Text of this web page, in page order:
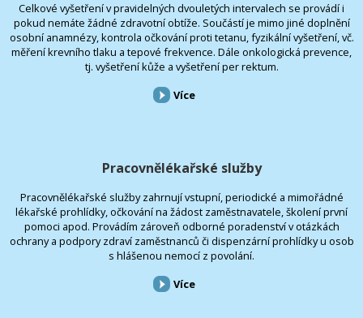
Celkové vyšetření v pravidelných dvouletých intervalech se provádí i
pokud nemáte žádné zdravotní obtíže. Součástí je mimo jiné doplnění
osobní anamnézy, kontrola očkování proti tetanu, fyzikální vyšetření, vč.
měření krevního tlaku a tepové frekvence. Dále onkologická prevence,
tj. vyšetření kůže a vyšetření per rektum.
Více
Pracovnělékařské služby
Pracovnělékařské služby zahrnují vstupní, periodické a mimořádné
lékařské prohlídky, očkování na žádost zaměstnavatele, školení první
pomoci apod. Provádím zároveň odborné poradenství v otázkách
ochrany a podpory zdraví zaměstnanců či dispenzární prohlídky u osob
s hlášenou nemocí z povolání.
Více